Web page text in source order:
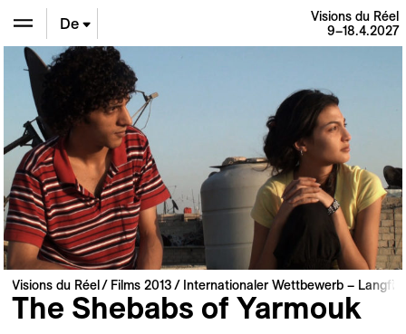
De
Fr
Visions du Réel
9–18.4.2027
Visions du Réel Films 2013 Internationaler Wettbewerb –
The Shebabs of Yarmouk